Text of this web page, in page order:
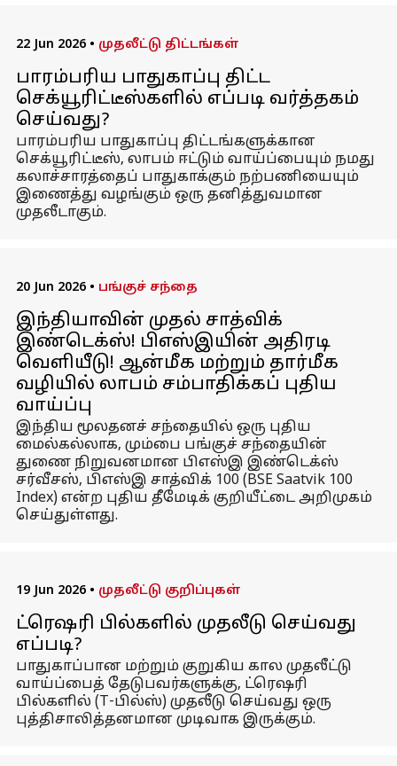
22 Jun 2026 • முதலீட்டு திட்டங்கள்
பாரம்பரிய பாதுகாப்பு திட்ட
செக்யூரிட்டீஸ்களில் எப்படி வர்த்தகம்
செய்வது?
பாரம்பரிய பாதுகாப்பு திட்டங்களுக்கான
செக்யூரிட்டீஸ், லாபம் ஈட்டும் வாய்ப்பையும் நமது
கலாச்சாரத்தைப் பாதுகாக்கும் நற்பணியையும்
இணைத்து வழங்கும் ஒரு தனித்துவமான
முதலீடாகும்.
20 Jun 2026 • பங்குச் சந்தை
இந்தியாவின் முதல் சாத்விக்
இண்டெக்ஸ்! பிஎஸ்இயின் அதிரடி
வெளியீடு! ஆன்மீக மற்றும் தார்மீக
வழியில் லாபம் சம்பாதிக்கப் புதிய
வாய்ப்பு
இந்திய மூலதனச் சந்தையில் ஒரு புதிய
மைல்கல்லாக, மும்பை பங்குச் சந்தையின்
துணை நிறுவனமான பிஎஸ்இ இண்டெக்ஸ்
சர்வீசஸ், பிஎஸ்இ சாத்விக் 100 (BSE Saatvik 100
Index) என்ற புதிய தீமேடிக் குறியீட்டை அறிமுகம்
செய்துள்ளது.
19 Jun 2026 • முதலீட்டு குறிப்புகள்
ட்ரெஷரி பில்களில் முதலீடு செய்வது
எப்படி?
பாதுகாப்பான மற்றும் குறுகிய கால முதலீட்டு
வாய்ப்பைத் தேடுபவர்களுக்கு, ட்ரெஷரி
பில்களில் (T-பில்ஸ்) முதலீடு செய்வது ஒரு
புத்திசாலித்தனமான முடிவாக இருக்கும்.